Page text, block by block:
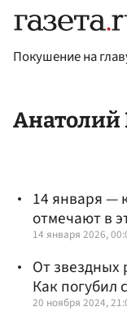
Покушение на
Анатолий
14 января —
отмечают в
14 января 2026,
От звездных
Как погубил
20 ноября 2024,